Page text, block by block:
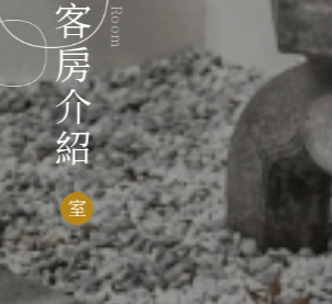
Room
客房介紹
室
退房日期
07
2026 Aug
人數
01
Guests